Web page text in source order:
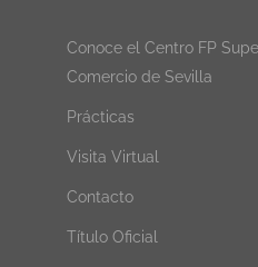
Conoce el Centro FP
Comercio de Sevilla
Prácticas
Visita Virtual
Contacto
Título Oficial